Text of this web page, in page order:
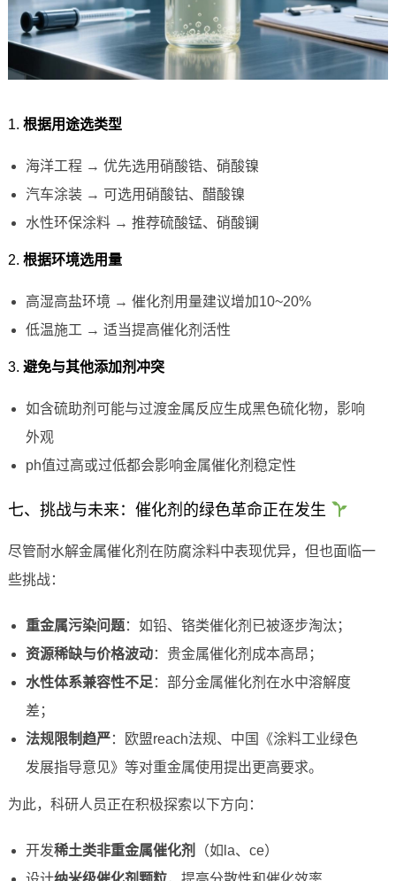
1. 根据用途选类型
海洋工程 → 优先选用硝酸锆、硝酸镍
汽车涂装 → 可选用硝酸钴、醋酸镍
水性环保涂料 → 推荐硫酸锰、硝酸镧
2. 根据环境选用量
高湿高盐环境 → 催化剂用量建议增加10~20%
低温施工 → 适当提高催化剂活性
3. 避免与其他添加剂冲突
如含硫助剂可能与过渡金属反应生成黑色硫化物，影响
外观
ph值过高或过低都会影响金属催化剂稳定性
七、挑战与未来：催化剂的绿色革命正在发生
尽管耐水解金属催化剂在防腐涂料中表现优异，但也面临一
些挑战：
重金属污染问题：如铅、铬类催化剂已被逐步淘汰；
资源稀缺与价格波动：贵金属催化剂成本高昂；
水性体系兼容性不足 ：部分金属催化剂在水中溶解度
差；
法规限制趋严：欧盟reach法规、中国《涂料工业绿色
发展指导意见》等对重金属使用提出更高要求。
为此，科研人员正在积极探索以下方向：
开发稀土类非重金属催化剂
（如la、ce）